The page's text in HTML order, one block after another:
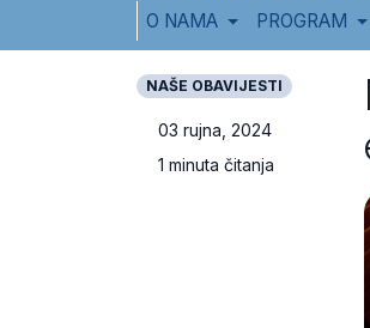
O NAMA
PROGRAM
NAŠE OBAVIJESTI
03 rujna, 2024
1 minuta čitanja